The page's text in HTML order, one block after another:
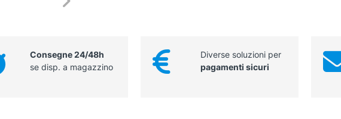
Consegne 24/48h
se disp. a magazzino
Diverse soluzioni per
pagamenti sicuri